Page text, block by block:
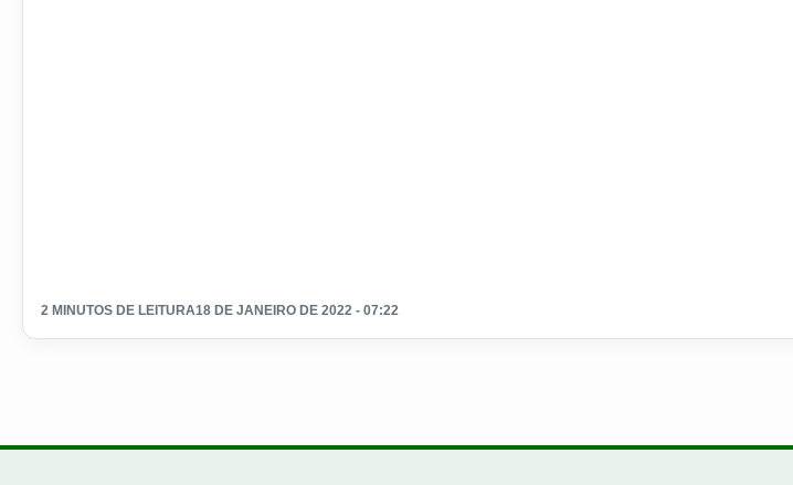
2 MINUTOS DE LEITURA18 DE JANEIRO DE 2022 - 07:22